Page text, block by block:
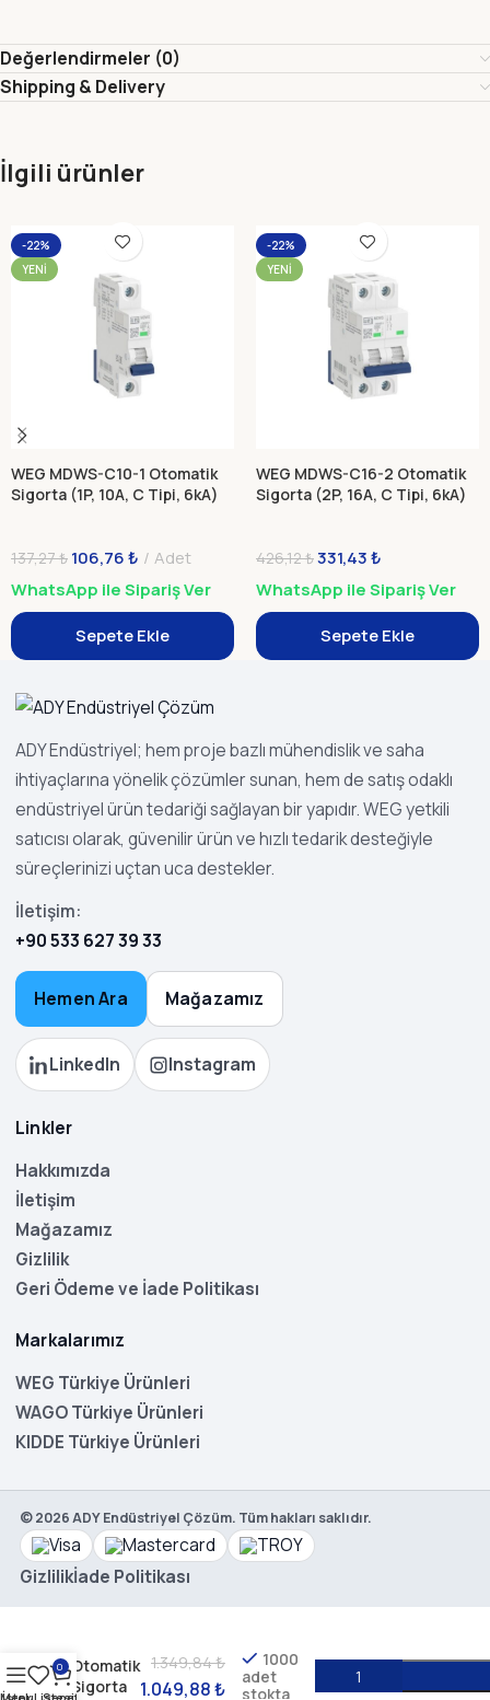
Değerlendirmeler (0)
Shipping & Delivery
İlgili ürünler
-22%
YENI
WEG MDWS-C10-1 Otomatik
Sigorta (1P, 10A, C Tipi, 6kA)
137,27₺ 106,76₺
Adet
WhatsApp ile Sipariş Ver
Sepete Ekle
-22%
YENI
WEG MDWS-C16-2 Otomatik
Sigorta (2P, 16A, C Tipi, 6kA)
426,12₺331,43₺
WhatsApp ile Sipariş Ver
Sepete Ekle
ADY Endüstriyel; hem proje bazlı mühendislik ve saha
ihtiyaçlarına yönelik çözümler sunan, hem de satış odaklı
endüstriyel ürün tedariği sağlayan bir yapıdır. WEG yetkili
satıcısı olarak, güvenilir ürün ve hızlı tedarik desteğiyle
süreçlerinizi uçtan uca destekler.
İletişim:
+90 533 627 39 33
Hemen Ara Mağazamız
LinkedIn Instagram
Linkler
Hakkımızda
İletişim
Mağazamız
Gizlilik
Geri Ödeme ve İade Politikası
Markalarımız
WEG Türkiye Ürünleri
WAGO Türkiye Ürünleri
KIDDE Türkiye Ürünleri
©2026ADY Endüstriyel Çözüm. Tüm hakları saklıdır.
Gizlilikİade Politikası
WEG
Otomatik
Sigorta
1.349,84₺
1.049,88₺
1000
adet
stokta
0